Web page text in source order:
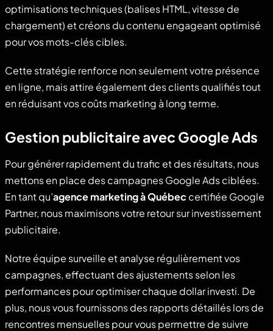
optimisations techniques (balises HTML, vitesse de
chargement) et créons du contenu engageant optimisé
pour vos mots-clés cibles.
Cette stratégie renforce non seulement votre présence
en ligne, mais attire également des clients qualifiés tout
en réduisant vos coûts marketing à long terme.
Gestion publicitaire avec Google Ads
Pour générer rapidement du trafic et des résultats, nous
mettons en place des campagnes Google Ads ciblées.
En tant qu’agence marketing à Québec certifiée Google
Partner, nous maximisons votre retour sur investissement
publicitaire.
Notre équipe surveille et analyse régulièrement vos
campagnes, effectuant des ajustements selon les
performances pour optimiser chaque dollar investi. De
plus, nous vous fournissons des rapports détaillés lors de
rencontres mensuelles pour vous permettre de suivre